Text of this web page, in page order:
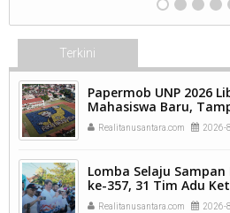
Terkini
Papermob UNP 2026
Mahasiswa Baru,
9.250 Kavling.
Realitanusantara.com 2026-
Lomba Selaju
ke-357, 31 Tim Adu
Arau.
Realitanusantara.com 2026-